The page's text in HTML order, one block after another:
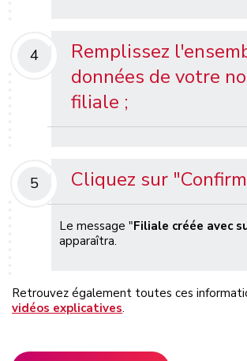
4
Remplissez
données de votre
filiale ;
5 Cliquez sur
Le message "Filiale créée avec
apparaîtra.
Retrouvez également toutes ces
vidéos explicatives.